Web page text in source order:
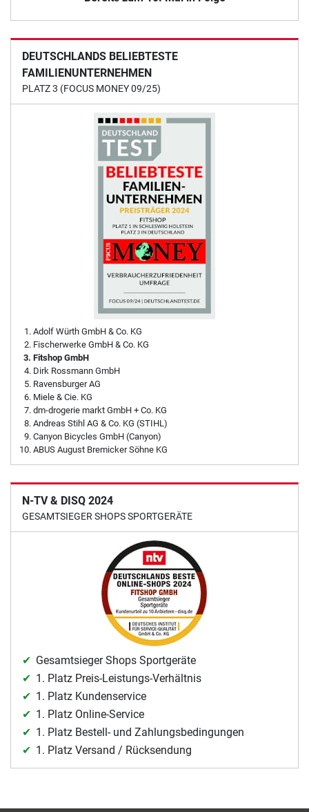
DEUTSCHLANDS BELIEBTESTE
FAMILIENUNTERNEHMEN
PLATZ 3 (FOCUS MONEY 09/25)
Adolf Würth GmbH & Co. KG
Fischerwerke GmbH & Co. KG
Fitshop GmbH
Dirk Rossmann GmbH
Ravensburger AG
Miele & Cie. KG
dm-drogerie markt GmbH + Co. KG
Andreas Stihl AG & Co. KG (STIHL)
Canyon Bicycles GmbH (Canyon)
ABUS August Bremicker Söhne KG
N-TV & DISQ 2024
GESAMTSIEGER SHOPS SPORTGERÄTE
Gesamtsieger Shops Sportgeräte
1. Platz Preis-Leistungs-Verhältnis
1. Platz Kundenservice
1. Platz Online-Service
1. Platz Bestell- und Zahlungsbedingungen
1. Platz Versand / Rücksendung